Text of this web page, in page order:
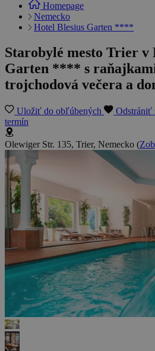
Homepage
Nemecko
Hotel Blesius Garten ****
Starobylé mesto Trier v
Garten **** s
trojchodová večera a
Uložiť do obľúbených Odstrániť
termín
Olewiger Str. 135, Trier, Nemecko (